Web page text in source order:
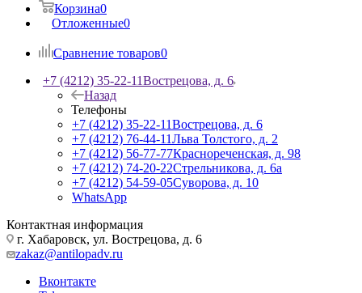
Корзина0
Отложенные0
Сравнение товаров0
+7 (4212) 35-22-11Вострецова, д. 6
Назад
Телефоны
+7 (4212) 35-22-11Вострецова, д. 6
+7 (4212) 76-44-11Льва Толстого, д. 2
+7 (4212) 56-77-77Краснореченская, д. 98
+7 (4212) 74-20-22Стрельникова, д. 6а
+7 (4212) 54-59-05Суворова, д. 10
WhatsApp
Контактная информация
г. Хабаровск, ул. Вострецова, д. 6
zakaz@antilopadv.ru
Вконтакте